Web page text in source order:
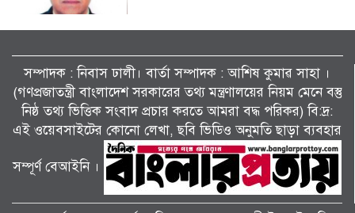
বিলাইছড়িতে দুর্গম ও প্রতিকূল পরিবেশে কৃষি
জরিপ করতে হাঁপিয়ে যাচ্ছেন কৃষি অফিসার।
কয়রায় আন্তর্জাতিক আদিবাসী দিবস পালিত।
সড়ক নিরাপত্তায় বিশেষ অবদান: ‘জাহানারা
সম্পাদক : নিবাস ঢালী। বার্তা সম্পাদক : আশিষ কুমাৱ সাহা ।
(গণপ্রজাতন্ত্রী বাংলাদেশ সরকারের তথ্য মন্ত্রণালয়ের নিয়ম মেনে বস্তু
নিষ্ঠ তথ্য ভিত্তিক সংবাদ প্রচার করতে আমরা বদ্ধ পরিকর) বি:দ্র:
এই ওয়েবসাইটের কোনো লেখা, ছবি ভিডিও অনুমতি ছাড়া ব্যবহার
সম্পূর্ণ বেআইনি ।